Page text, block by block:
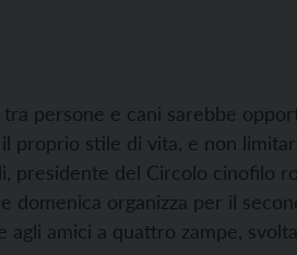
persone e cani sarebbe
proprio stile di vita, e non
presidente del Circolo cinofilo
domenica organizza per il
agli amici a quattro zampe,